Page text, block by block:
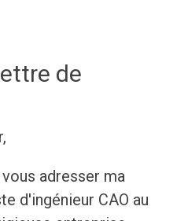
de
adresser ma
d'ingénieur CAO au